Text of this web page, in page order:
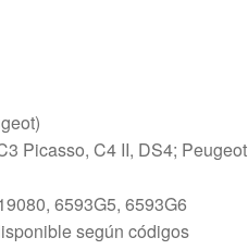
Picasso, C4 II, DS4; Peugeot
6593G5, 6593G6
según códigos